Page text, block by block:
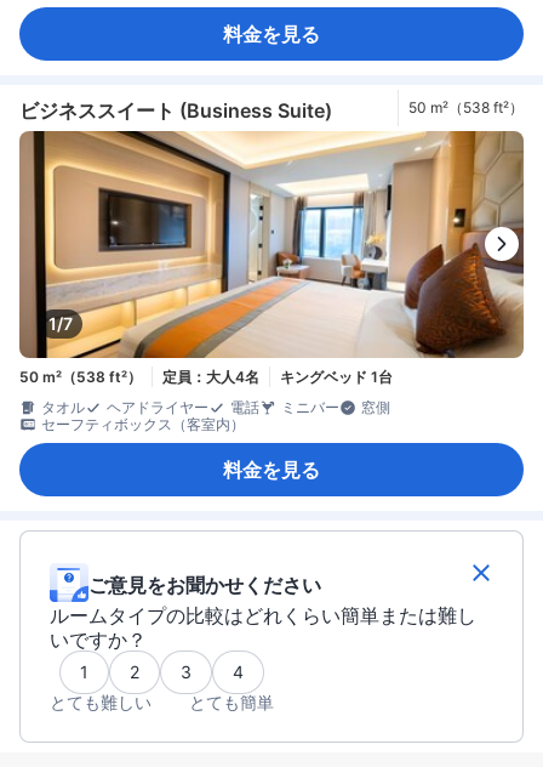
料金を見る
ビジネススイート (Business Suite) 50 m²（538 ft²）
1/7
50 m²（538 ft²） 定員：大人4名
キングベッド 1台
タオル
ヘアドライヤー 電話 ミニバー
窓側
セーフティボックス（客室内）
料金を見る
ご意見をお聞かせください
ルームタイプの比較はどれくらい簡単または難し
いですか？
1 2 3
4
とても難しい
とても簡単